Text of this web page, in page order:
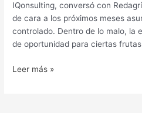
IQonsulting, conversó con
de cara a los próximos meses
controlado. Dentro de lo malo, la
de oportunidad para ciertas
Leer más »